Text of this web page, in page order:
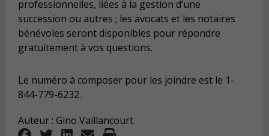
professionnelles, liées à la gestion d’une
succession ou autres ; les avocats et les notaires
bénévoles seront disponibles pour répondre
gratuitement à vos questions.
Le numéro à composer pour les joindre est le 1-
844-779-6232.
Auteur : Gino Vaillancourt